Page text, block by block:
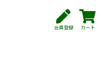
会員登録 カート